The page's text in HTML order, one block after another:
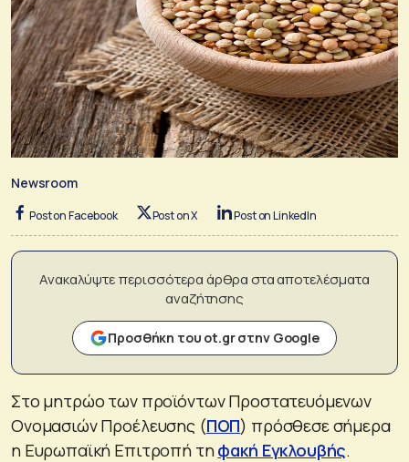
Newsroom
Post on Facebook Post on X Post on LinkedIn
Ανακαλύψτε περισσότερα άρθρα στα αποτελέσματα
αναζήτησης
Προσθήκη του ot.gr στην Google
Στο μητρώο των προϊόντων Προστατευόμενων
Ονομασιών Προέλευσης (ΠΟΠ) πρόσθεσε σήμερα
η Ευρωπαϊκή Επιτροπή τηφακή Εγκλουβής.